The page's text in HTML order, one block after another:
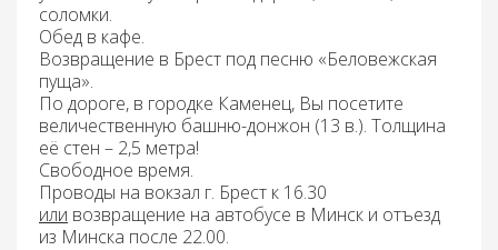
соломки.
Обед в кафе.
Возвращение в Брест под песню «Беловежская
пуща».
По дороге, в городке Каменец, Вы посетите
величественную башню-донжон (13 в.). Толщина
её стен – 2,5 метра!
Свободное время.
Проводы на вокзал г. Брест к 16.30
или возвращение на автобусе в Минск и отъезд
из Минска после 22.00.